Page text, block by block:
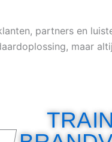
partners en
maar